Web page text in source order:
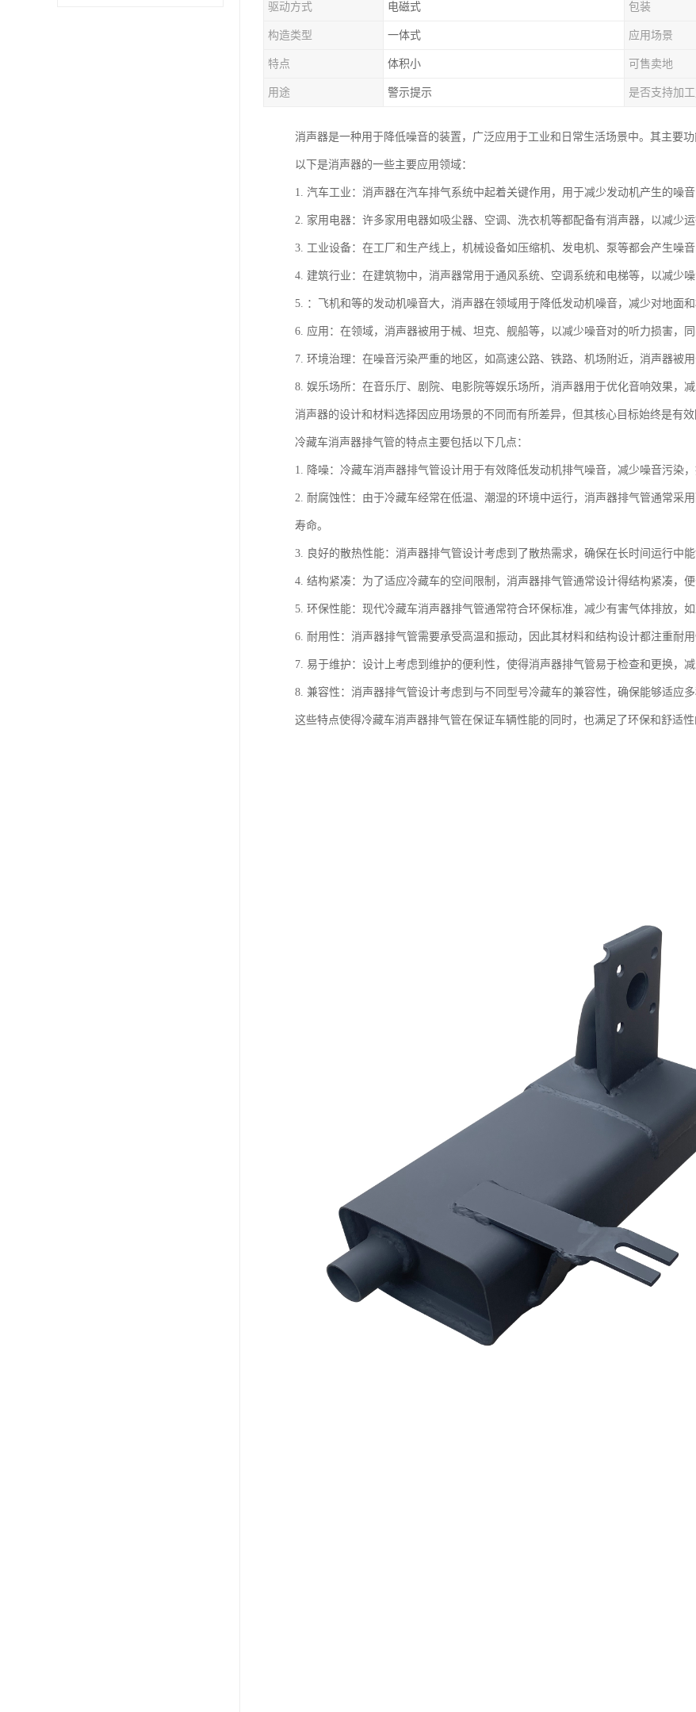
驱动方式 电磁式 包装
构造类型 一体式 应用场景
特点 体积小 可售卖地
用途 警示提示 是否支持加工
消声器是一种用于降低噪音的装置，广泛应用于工业和日常生活场景中。其主要
以下是消声器的一些主要应用领域：
1. 汽车工业：消声器在汽车排气系统中起着关键作用，用于减少发动机产生的噪
2. 家用电器：许多家用电器如吸尘器、空调、洗衣机等都配备有消声器，以减少
3. 工业设备：在工厂和生产线上，机械设备如压缩机、发电机、泵等都会产生噪
4. 建筑行业：在建筑物中，消声器常用于通风系统、空调系统和电梯等，以减少
5. ：飞机和等的发动机噪音大，消声器在领域用于降低发动机噪音，减少对地面和
6. 应用：在领域，消声器被用于械、坦克、舰船等，以减少噪音对的听力损害，
7. 环境治理：在噪音污染严重的地区，如高速公路、铁路、机场附近，消声器被
8. 娱乐场所：在音乐厅、剧院、电影院等娱乐场所，消声器用于优化音响效果，
消声器的设计和材料选择因应用场景的不同而有所差异，但其核心目标始终是有
冷藏车消声器排气管的特点主要包括以下几点：
1. 降噪：冷藏车消声器排气管设计用于有效降低发动机排气噪音，减少噪音污染，
2. 耐腐蚀性：由于冷藏车经常在低温、潮湿的环境中运行，消声器排气管通常采
寿命。
3. 良好的散热性能：消声器排气管设计考虑到了散热需求，确保在长时间运行中能
4. 结构紧凑：为了适应冷藏车的空间限制，消声器排气管通常设计得结构紧凑，便
5. 环保性能：现代冷藏车消声器排气管通常符合环保标准，减少有害气体排放，
6. 耐用性：消声器排气管需要承受高温和振动，因此其材料和结构设计都注重耐
7. 易于维护：设计上考虑到维护的便利性，使得消声器排气管易于检查和更换，减
8. 兼容性：消声器排气管设计考虑到与不同型号冷藏车的兼容性，确保能够适应多
这些特点使得冷藏车消声器排气管在保证车辆性能的同时，也满足了环保和舒适性